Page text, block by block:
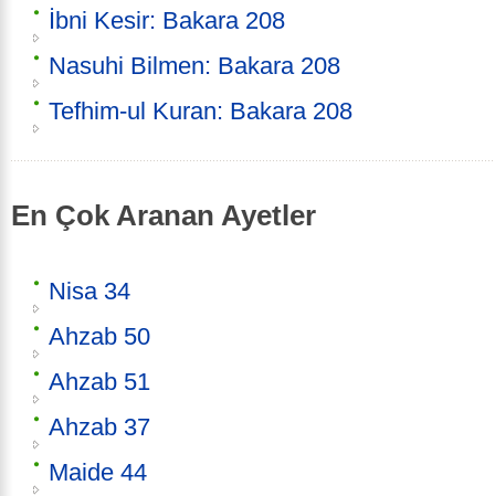
İbni Kesir: Bakara 208
Nasuhi Bilmen: Bakara 208
Tefhim-ul Kuran: Bakara 208
En Çok Aranan Ayetler
Nisa 34
Ahzab 50
Ahzab 51
Ahzab 37
Maide 44